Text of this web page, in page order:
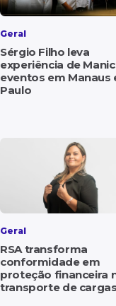
Geral
Sérgio Filho leva
experiência de
eventos em Manaus
Paulo
Geral
RSA transforma
conformidade em
proteção financeira
transporte de cargas